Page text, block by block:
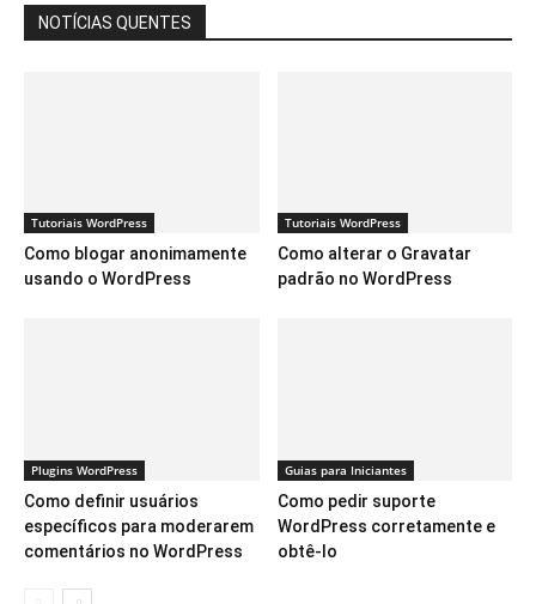
NOTÍCIAS QUENTES
Tutoriais WordPress
Como blogar anonimamente
usando o WordPress
Tutoriais WordPress
Como alterar o Gravatar
padrão no WordPress
Plugins WordPress
Como definir usuários
específicos para moderarem
comentários no WordPress
Guias para Iniciantes
Como pedir suporte
WordPress corretamente e
obtê-lo